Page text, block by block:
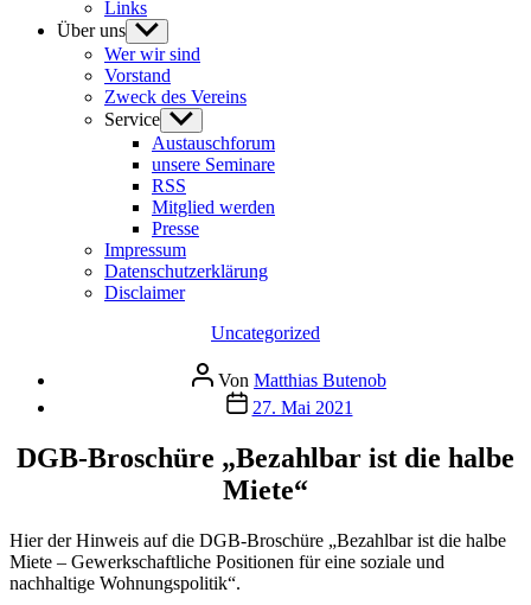
Links
Über uns Untermenü
anzeigen
Wer wir sind
Vorstand
Zweck des Vereins
Service Untermenü
anzeigen
Austauschforum
unsere Seminare
RSS
Mitglied werden
Presse
Impressum
Datenschutzerklärung
Disclaimer
Kategorien
Uncategorized
Beitragsautor
Von Matthias Butenob
Veröffentlichungsdatum
27. Mai 2021
DGB-Broschüre „Bezahlbar ist die halbe
Miete“
Hier der Hinweis auf die DGB-Broschüre „Bezahlbar ist die halbe
Miete – Gewerkschaftliche Positionen für eine soziale und
nachhaltige Wohnungspolitik“.